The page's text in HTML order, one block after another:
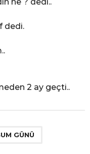
dedi.
2 ay geçti..
GÜNÜ